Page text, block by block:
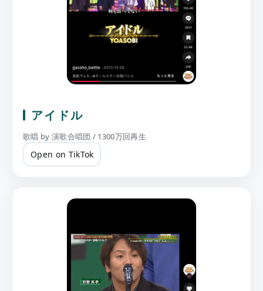
アイドル
歌唱 by 演歌合唱団 / 1300万回再生
Open on TikTok